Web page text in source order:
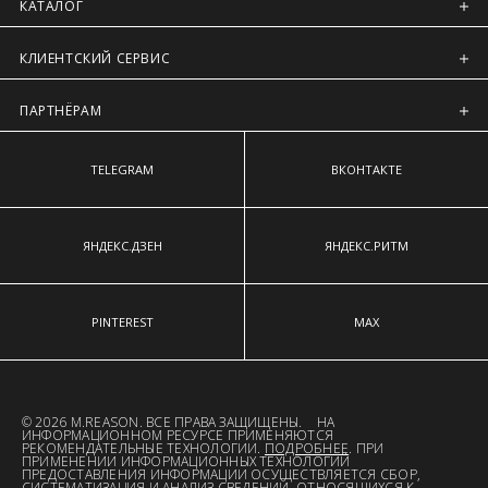
КАТАЛОГ
КЛИЕНТСКИЙ СЕРВИС
ПАРТНЁРАМ
TELEGRAM ВКОНТАКТЕ
ЯНДЕКС.ДЗЕН ЯНДЕКС.РИТМ
PINTEREST MAX
© 2026 M.REASON. ВСЕ ПРАВА ЗАЩИЩЕНЫ. НА
ИНФОРМАЦИОННОМ РЕСУРСЕ ПРИМЕНЯЮТСЯ
РЕКОМЕНДАТЕЛЬНЫЕ ТЕХНОЛОГИИ. ПОДРОБНЕЕ. ПРИ
ПРИМЕНЕНИИ ИНФОРМАЦИОННЫХ ТЕХНОЛОГИЙ
ПРЕДОСТАВЛЕНИЯ ИНФОРМАЦИИ ОСУЩЕСТВЛЯЕТСЯ СБОР,
Регионы России, Московская обл., Ленинградская обл.
Intellect Money.